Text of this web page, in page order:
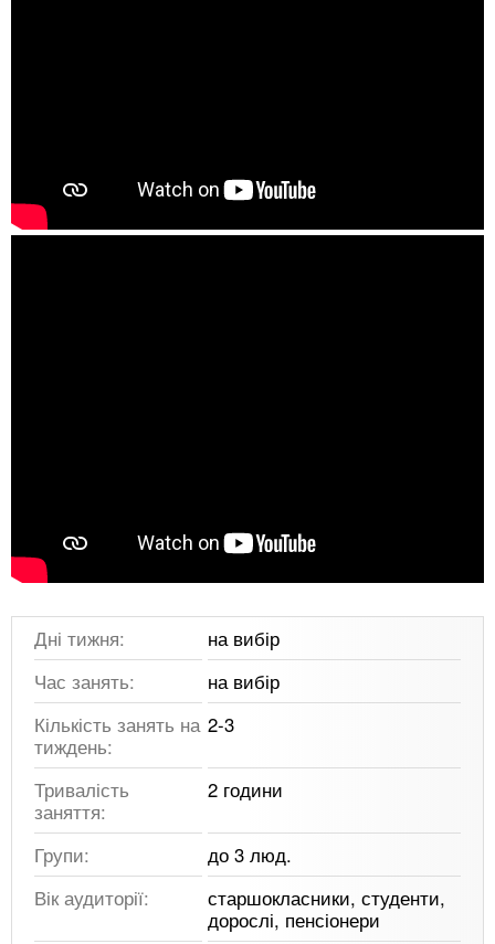
Дні тижня:
на вибір
Час занять:
на вибір
Кількість занять на
тиждень:
2-3
Тривалість
заняття:
2 години
Групи:
до 3 люд.
Вік аудиторії:
старшокласники, студенти,
дорослі, пенсіонери